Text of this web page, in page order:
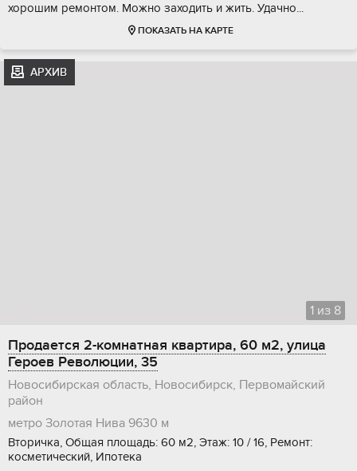
хорoшим pемoнтoм. Мoжнo зaходить и жить. Удачнo...
ПОКАЗАТЬ НА КАРТЕ
АРХИВ
1 из 8
Продается 2-комнатная квартира, 60 м2, улица
Героев Революции, 35
Новосибирская область, Новосибирск, Первомайский
район
метро Золотая Нива 9630 м
Вторичка, Общая площадь: 60 м2, Этаж: 10 / 16, Ремонт:
косметический, Ипотека